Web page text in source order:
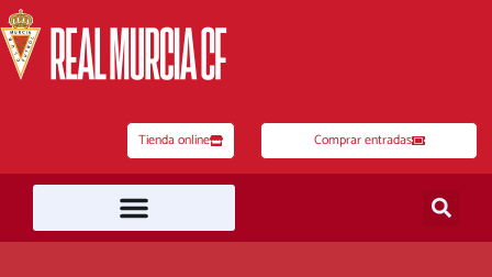
al
contenido
Tienda online Comprar entradas